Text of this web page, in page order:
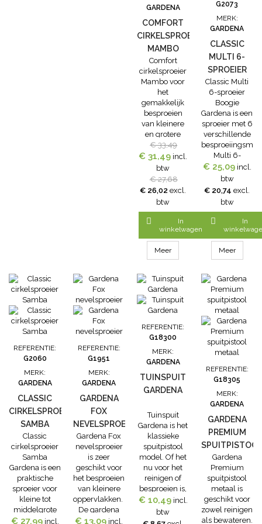
instellen. De...
instellen. De...
GARDENA
COMFORT
CIRKELSPROEIER
MAMBO
Comfort
cirkelsproeier
Mambo voor
het
gemakkelijk
besproeien
van kleinere
en grotere
oppervlakken.
Het
sproeioppervlak
van de
cirkelsproeier
Mambo is 9
m² tot
maximaal 310
m² instelbaar,
met een
sproeibereik
van 3 m tot
m. De sproeier
heeft
draaiende,
zeer precieze
spuitmonden
voor
gelijkmatige
besproeiing
zonder
plassen. Het
bereik van de...
€ 33,49
€ 31,49 incl.
btw
€ 27,68
€ 26,02 excl.
btw

In
winkelwagen
Meer
G2073
MERK:
GARDENA
CLASSIC
MULTI 6-
SPROEIER
BOOGIE
GARDENA
Classic Multi
6-sproeier
Boogie
Gardena is een
sproeier met 6
verschillende
Multi 6-
sproeier
Boogie heeft
een voet voor
stabiele
plaatsing en is
makkelijk te
verplaatsen.
Gewenste
kan met
eenvoudig
worden
aangepast.
Sproeibereik:
Hele cirkel:
max. Ø 10 m /
80 m².Halve
cirkel: max. Ø
8 m / 100
m²....
€ 25,09 incl.
btw
€ 20,74 excl.
btw

In
Meer
REFERENTIE:
G2060
MERK:
GARDENA
CLASSIC
CIRKELSPROEIER
SAMBA
GARDENA
Classic
cirkelsproeier
Samba
Gardena is een
praktische
sproeier voor
kleine tot
middelgrote
oppervlakken.
€ 27,99 incl.
REFERENTIE:
G1951
MERK:
GARDENA
GARDENA
FOX
NEVELSPROEIER
Gardena Fox
nevelsproeier
is zeer
geschikt voor
het besproeien
van kleinere
oppervlakken.
De gardena
fox
€ 13,09 incl.
REFERENTIE:
G18300
MERK:
GARDENA
TUINSPUIT
GARDENA
Tuinspuit
Gardena is het
klassieke
spuitpistool
model. Of het
nu voor het
reinigen of
besproeien is,
je kan kiezen
voor een
krachtige
€ 10,49 incl.
btw
REFERENTIE:
G18305
MERK:
GARDENA
GARDENA
PREMIUM
SPUITPISTOOL
METAAL
Gardena
Premium
spuitpistool
metaal is
geschikt voor
zowel reinigen
als bewateren.